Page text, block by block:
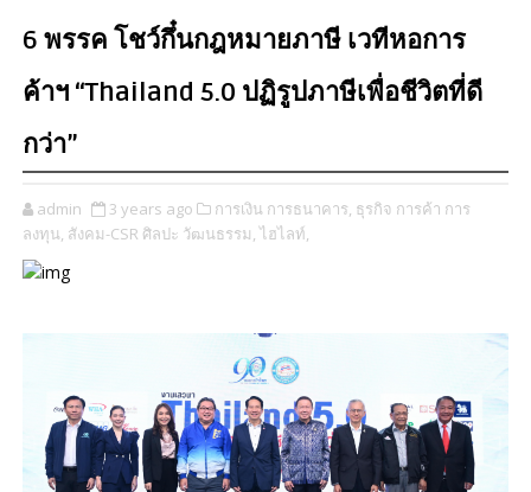
6 พรรค โชว์กึ๋นกฎหมายภาษี เวทีหอการ
ค้าฯ “Thailand 5.0 ปฏิรูปภาษีเพื่อชีวิตที่ดี
กว่า”
admin 3 years ago การเงิน การธนาคาร, ธุรกิจ การค้า การ
ลงทุน, สังคม-CSR ศิลปะ วัฒนธรรม, ไฮไลท์,